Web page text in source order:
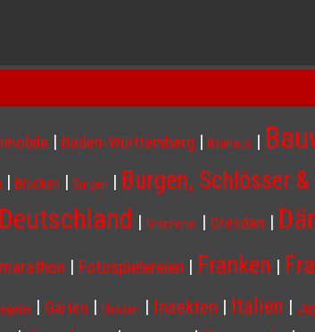
| Baden-Württemberg | Bauhaus |
| Brücken | Burgen | Burgen, Schlösser
Deutschland | Drachenei | Dresden |
| Fotospielereien | Franken |
| Gärten | Hessen | Insekten | Italien |